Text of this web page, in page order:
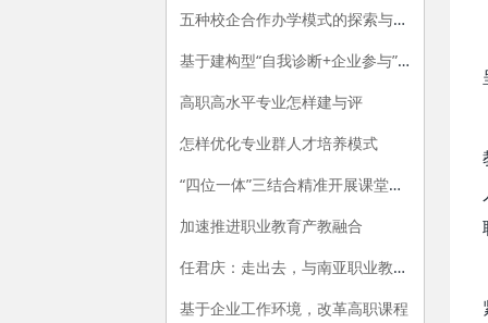
五种校企合作办学模式的探索与实践
基于建构型“自我诊断+企业参与”的专业评价指标体系构建研究
高职高水平专业怎样建与评
怎样优化专业群人才培养模式
“四位一体”三结合精准开展课堂教学评价的探索与实践
加速推进职业教育产教融合
任君庆：走出去，与南亚职业教育牵手
基于企业工作环境，改革高职课程